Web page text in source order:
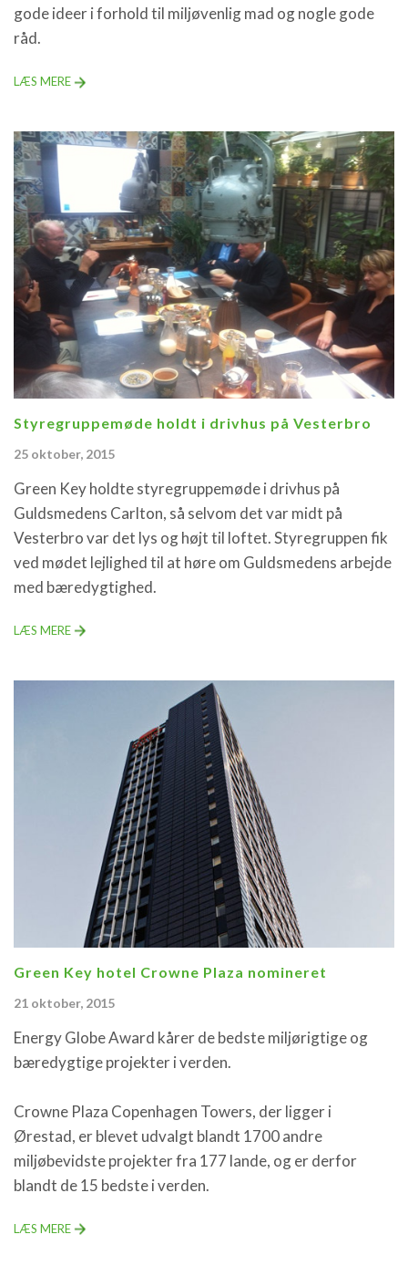
gode ideer i forhold til miljøvenlig mad og nogle gode
råd.
LÆS MERE
Styregruppemøde holdt i drivhus på Vesterbro
25 oktober, 2015
Green Key holdte styregruppemøde i drivhus på
Guldsmedens Carlton, så selvom det var midt på
Vesterbro var det lys og højt til loftet. Styregruppen fik
ved mødet lejlighed til at høre om Guldsmedens arbejde
med bæredygtighed.
LÆS MERE
Green Key hotel Crowne Plaza nomineret
21 oktober, 2015
Energy Globe Award kårer de bedste miljørigtige og
bæredygtige projekter i verden.
Crowne Plaza Copenhagen Towers, der ligger i
Ørestad, er blevet udvalgt blandt 1700 andre
miljøbevidste projekter fra 177 lande, og er derfor
blandt de 15 bedste i verden.
LÆS MERE